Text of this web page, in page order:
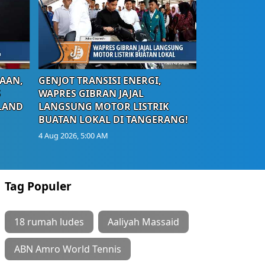
GENJOT TRANSISI ENERGI,
WAPRES GIBRAN JAJAL
LANGSUNG MOTOR LISTRIK
BUATAN LOKAL DI TANGERANG!
4 Aug 2026, 5:00 AM
Tag Populer
18 rumah ludes Aaliyah Massaid
ABN Amro World Tennis